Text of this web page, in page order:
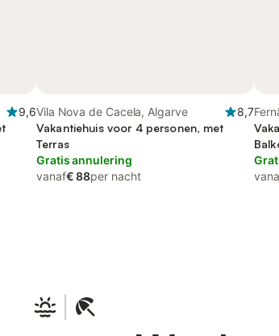
9,6Vila Nova de Cacela, Algarve
8,7
Vakantiehuis voor 4 personen, met
Terras
Gratis annulering
vanaf€ 88per nacht